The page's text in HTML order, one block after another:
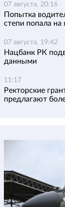
07 августа, 20:16
Попытка
степи попала
07 августа, 19:42
Нацбанк РК
данными
11:17
Ректорские
предлагают